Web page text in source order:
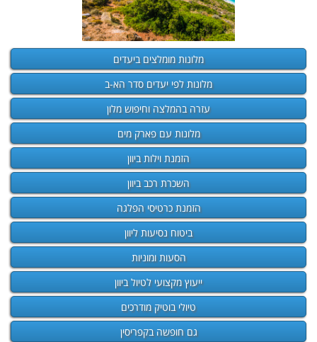
מלונות מומלצים ביעדים
מלונות לפי יעדים סדר הא-ב
עזרה בהמלצה וחיפוש מלון
מלונות עם פארק מים
הזמנת וילות ביוון
השכרת רכב ביוון
הזמנת כרטיסי הפלגה
ביטוח נסיעות ליוון
הסעות ומוניות
ייעוץ מקצועי לטיול ביוון
טיולי בוטיק מודרכים
גם חופשה בקפריסין